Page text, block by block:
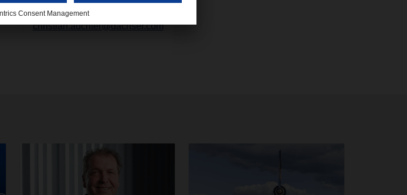
+49 831 5916-1426
christian.auchter@dachser.com